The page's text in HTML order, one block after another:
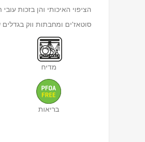
סוטאז'ים ומחבתות ווק בגדלים
מדיח
בריאות